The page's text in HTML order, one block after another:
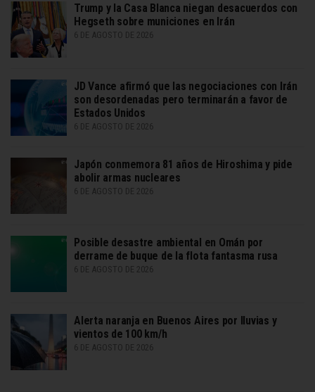
Trump y la Casa Blanca niegan desacuerdos con
Hegseth sobre municiones en Irán
6 DE AGOSTO DE 2026
JD Vance afirmó que las negociaciones con Irán
son desordenadas pero terminarán a favor de
Estados Unidos
6 DE AGOSTO DE 2026
Japón conmemora 81 años de Hiroshima y pide
abolir armas nucleares
6 DE AGOSTO DE 2026
Posible desastre ambiental en Omán por
derrame de buque de la flota fantasma rusa
6 DE AGOSTO DE 2026
Alerta naranja en Buenos Aires por lluvias y
vientos de 100 km/h
6 DE AGOSTO DE 2026